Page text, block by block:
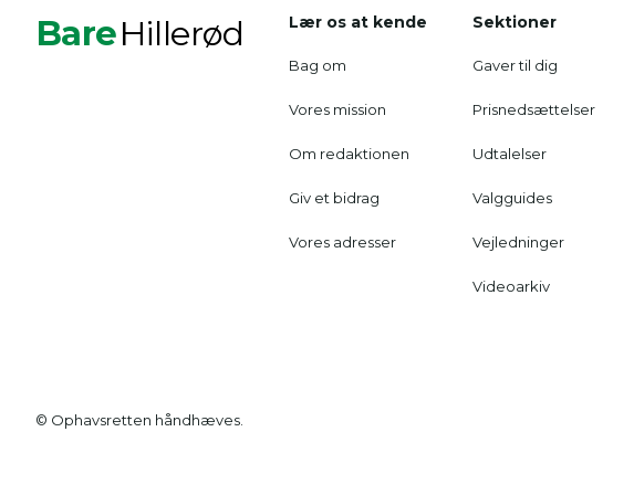
BareHillerød
© Ophavsretten håndhæves.
Lær os at kende
Bag om
Vores mission
Om redaktionen
Giv et bidrag
Vores adresser
Sektioner
Gaver til dig
Prisnedsættelser
Udtalelser
Valgguides
Vejledninger
Videoarkiv